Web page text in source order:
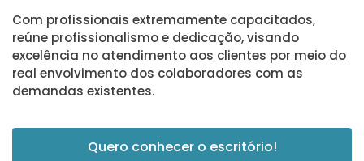
Com profissionais extremamente capacitados,
reúne profissionalismo e dedicação, visando
excelência no atendimento aos clientes por meio do
real envolvimento dos colaboradores com as
demandas existentes.
Quero conhecer o escritório!